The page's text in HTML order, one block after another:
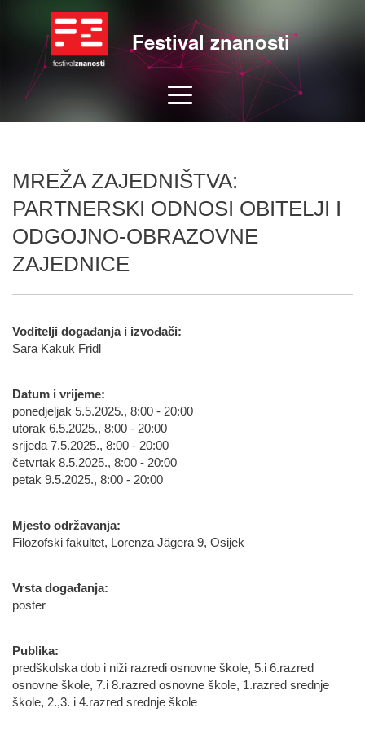
Festival znanosti
MREŽA ZAJEDNIŠTVA:
PARTNERSKI ODNOSI OBITELJI I
ODGOJNO-OBRAZOVNE
ZAJEDNICE
Voditelji događanja i izvođači:
Sara Kakuk Fridl
Datum i vrijeme:
ponedjeljak 5.5.2025., 8:00 - 20:00
utorak 6.5.2025., 8:00 - 20:00
srijeda 7.5.2025., 8:00 - 20:00
četvrtak 8.5.2025., 8:00 - 20:00
petak 9.5.2025., 8:00 - 20:00
Mjesto održavanja:
Filozofski fakultet, Lorenza Jägera 9, Osijek
Vrsta događanja:
poster
Publika:
predškolska dob i niži razredi osnovne škole, 5.i 6.razred
osnovne škole, 7.i 8.razred osnovne škole, 1.razred srednje
škole, 2.,3. i 4.razred srednje škole